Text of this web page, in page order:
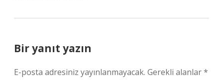
Bir yanıt yazın
E-posta adresiniz yayınlanmayacak. Gerekli alanlar*